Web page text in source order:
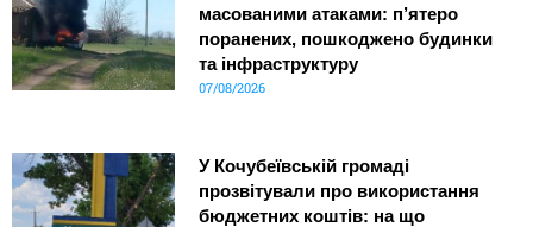
масованими атаками: п’ятеро
поранених, пошкоджено будинки
та інфраструктуру
07/08/2026
У Кочубеївській громаді
прозвітували про використання
бюджетних коштів: на що